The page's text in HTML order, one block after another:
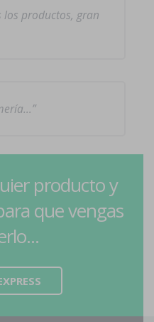
productos, gran
producto y
que vengas